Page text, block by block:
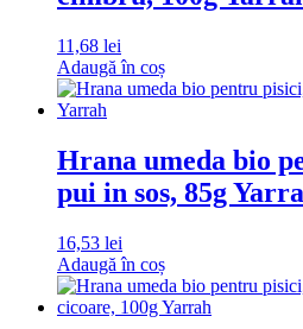
11,68 lei
Adaugă în coș
Hrana umeda bio
pui in sos, 85g
16,53 lei
Adaugă în coș